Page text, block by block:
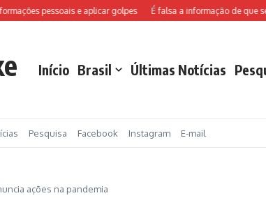
pessoais e aplicar golpes É falsa a informação de que
Início Brasil Últimas Notícias
Pesquisa Facebook Instagram E-mail
ações na pandemia